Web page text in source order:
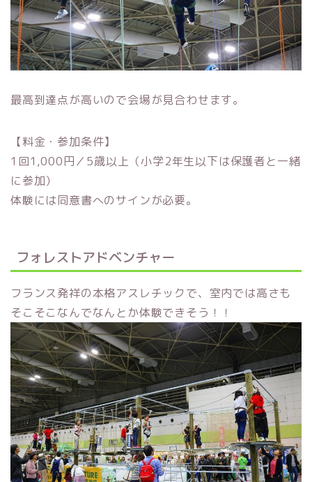
最高到達点が高いので会場が見合わせます。
【料金・参加条件】
1回1,000円／5歳以上（小学2年生以下は保護者と一緒
に参加）
体験には同意書へのサインが必要。
フォレストアドベンチャー
フランス発祥の本格アスレチックで、室内では高さも
そこそこなんでなんとか体験できそう！！